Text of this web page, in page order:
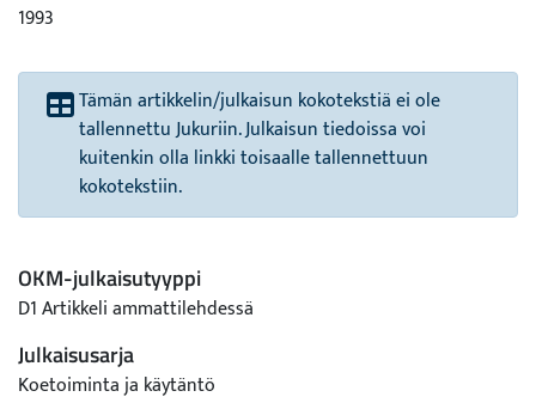
1993
Tämän artikkelin/julkaisun kokotekstiä ei ole
tallennettu Jukuriin. Julkaisun tiedoissa voi
kuitenkin olla linkki toisaalle tallennettuun
kokotekstiin.
OKM-julkaisutyyppi
D1 Artikkeli ammattilehdessä
Julkaisusarja
Koetoiminta ja käytäntö